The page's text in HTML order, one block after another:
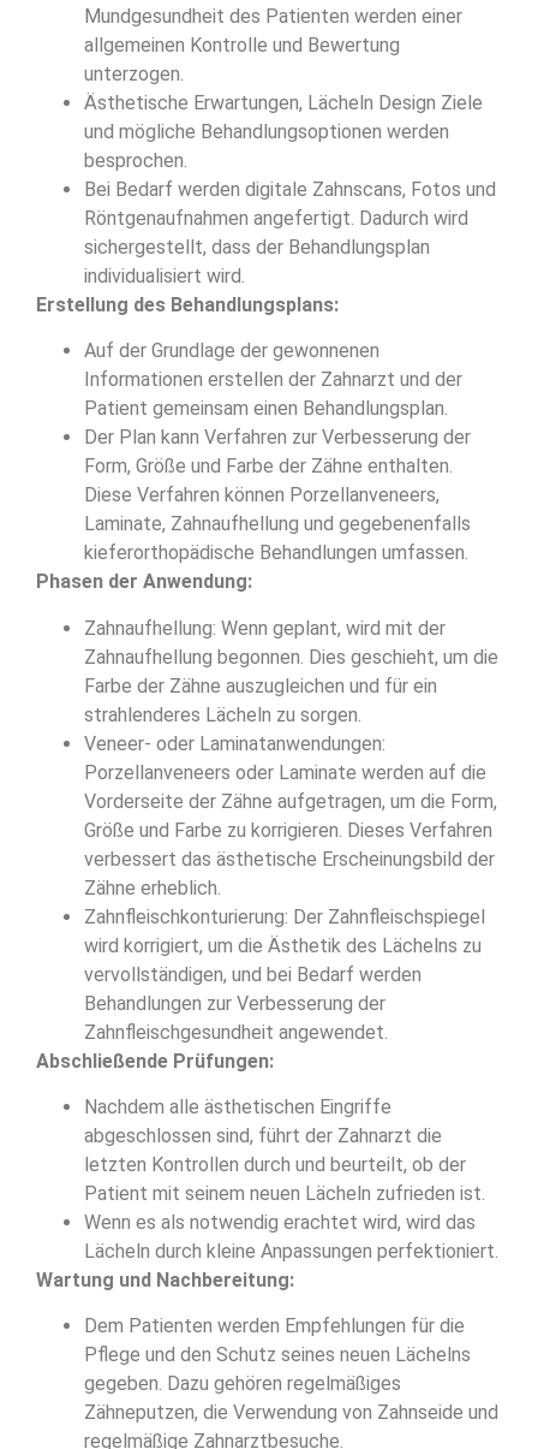
Mundgesundheit des Patienten werden einer
allgemeinen Kontrolle und Bewertung
unterzogen.
Ästhetische Erwartungen, Lächeln Design Ziele
und mögliche Behandlungsoptionen werden
besprochen.
Bei Bedarf werden digitale Zahnscans, Fotos und
Röntgenaufnahmen angefertigt. Dadurch wird
sichergestellt, dass der Behandlungsplan
individualisiert wird.
Erstellung des Behandlungsplans:
Auf der Grundlage der gewonnenen
Informationen erstellen der Zahnarzt und der
Patient gemeinsam einen Behandlungsplan.
Der Plan kann Verfahren zur Verbesserung der
Form, Größe und Farbe der Zähne enthalten.
Diese Verfahren können Porzellanveneers,
Laminate, Zahnaufhellung und gegebenenfalls
kieferorthopädische Behandlungen umfassen.
Phasen der Anwendung:
Zahnaufhellung: Wenn geplant, wird mit der
Zahnaufhellung begonnen. Dies geschieht, um die
Farbe der Zähne auszugleichen und für ein
strahlenderes Lächeln zu sorgen.
Veneer- oder Laminatanwendungen:
Porzellanveneers oder Laminate werden auf die
Vorderseite der Zähne aufgetragen, um die Form,
Größe und Farbe zu korrigieren. Dieses Verfahren
verbessert das ästhetische Erscheinungsbild der
Zähne erheblich.
Zahnfleischkonturierung: Der Zahnfleischspiegel
wird korrigiert, um die Ästhetik des Lächelns zu
vervollständigen, und bei Bedarf werden
Behandlungen zur Verbesserung der
Zahnfleischgesundheit angewendet.
Abschließende Prüfungen:
Nachdem alle ästhetischen Eingriffe
abgeschlossen sind, führt der Zahnarzt die
letzten Kontrollen durch und beurteilt, ob der
Patient mit seinem neuen Lächeln zufrieden ist.
Wenn es als notwendig erachtet wird, wird das
Lächeln durch kleine Anpassungen perfektioniert.
Wartung und Nachbereitung:
Dem Patienten werden Empfehlungen für die
Pflege und den Schutz seines neuen Lächelns
gegeben. Dazu gehören regelmäßiges
Zähneputzen, die Verwendung von Zahnseide und
regelmäßige Zahnarztbesuche.